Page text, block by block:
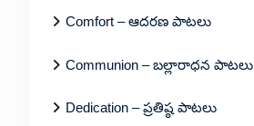
Comfort – ఆదరణ పాటలు
Communion – బల్లారాధన పాటలు
Dedication – ప్రతిష్ఠ పాటలు